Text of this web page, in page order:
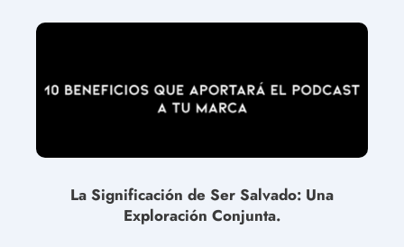
La Significación de Ser Salvado: Una
Exploración Conjunta.